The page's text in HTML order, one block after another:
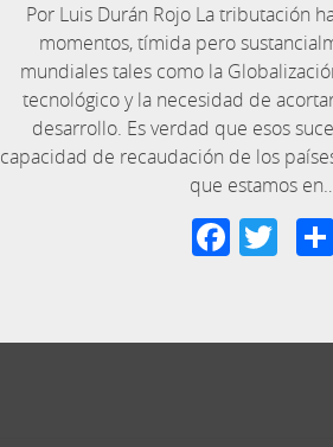
Por Luis Durán Rojo La tributación
momentos, tímida pero
mundiales tales como la
tecnológico y la necesidad de
desarrollo. Es verdad que esos
capacidad de recaudación de los
que estamos